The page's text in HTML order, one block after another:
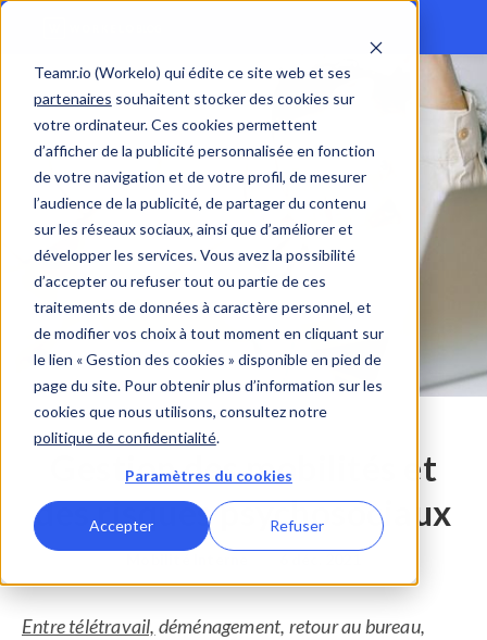
Teamr.io (Workelo) qui édite ce site web et ses
partenaires souhaitent stocker des cookies sur
votre ordinateur. Ces cookies permettent
d’afficher de la publicité personnalisée en fonction
de votre navigation et de votre profil, de mesurer
l’audience de la publicité, de partager du contenu
sur les réseaux sociaux, ainsi que d’améliorer et
développer les services. Vous avez la possibilité
d’accepter ou refuser tout ou partie de ces
traitements de données à caractère personnel, et
de modifier vos choix à tout moment en cliquant sur
le lien « Gestion des cookies » disponible en pied de
page du site. Pour obtenir plus d’information sur les
cookies que nous utilisons, consultez notre
politique de confidentialité.
Paramètres du cookies
Accepter Refuser
Gestion des mobilités et
des risques psychosociaux
Entre télétravail, déménagement, retour au bureau,